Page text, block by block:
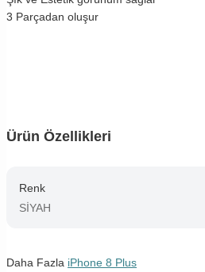
3 Parçadan oluşur
Ürün Özellikleri
Renk
SİYAH
Daha Fazla iPhone 8 Plus